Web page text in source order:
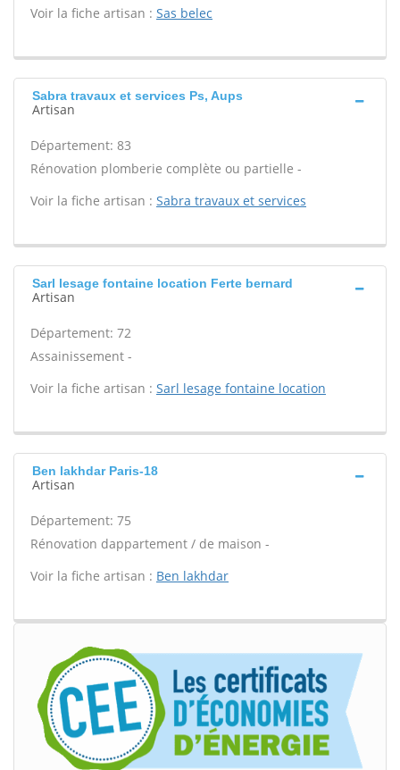
Voir la fiche artisan : Sas belec
Sabra travaux et services Ps, Aups
Artisan
Département: 83
Rénovation plomberie complète ou partielle -
Voir la fiche artisan : Sabra travaux et services
Sarl lesage fontaine location Ferte bernard
Artisan
Département: 72
Assainissement -
Voir la fiche artisan : Sarl lesage fontaine location
Ben lakhdar Paris-18
Artisan
Département: 75
Rénovation dappartement / de maison -
Voir la fiche artisan : Ben lakhdar